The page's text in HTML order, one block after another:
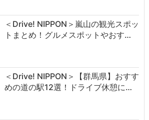
＜Drive! NIPPON＞嵐山の観光スポッ
トまとめ！グルメスポットやおす…
＜Drive! NIPPON＞【群馬県】おすす
めの道の駅12選！ドライブ休憩に…